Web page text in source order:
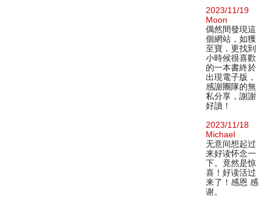
2023/11/19
Moon
偶然間發現這
個網站，如獲
至寶，更找到
小時候很喜歡
的一本書終於
出現電子版，
感謝團隊的無
私分享，謝謝
好讀！
2023/11/18
Michael
无意间想起过
来好读怀念一
下。竟然是惊
喜！好读活过
来了！感恩 感
谢。